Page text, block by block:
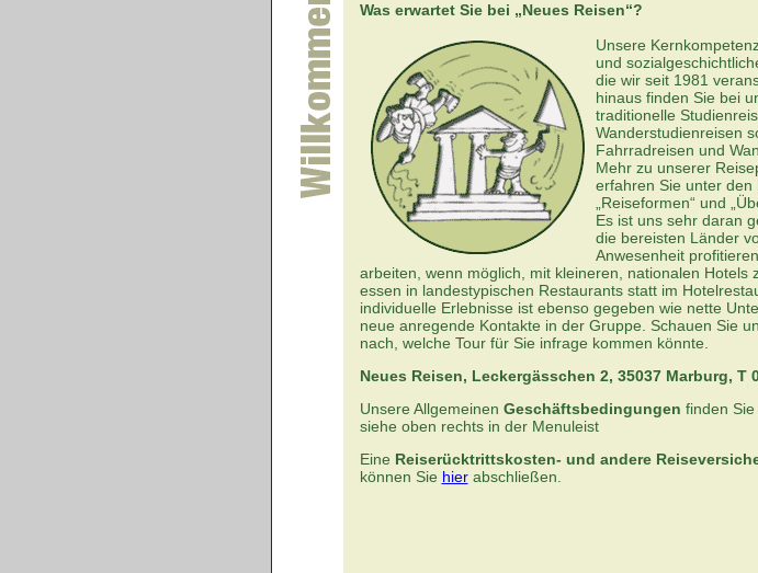
Was erwartet Sie bei „Neues Reisen“?
Unsere
und
die wir seit 1981
hinaus finden Sie bei
traditionelle
Wanderstudienreisen
Fahrradreisen und
Mehr zu unserer
erfahren Sie unter den
„Reiseformen“ und
Es ist uns sehr daran
die bereisten Länder
Anwesenheit
arbeiten, wenn möglich, mit kleineren, nationalen Hotels
essen in landestypischen Restaurants statt im
individuelle Erlebnisse ist ebenso gegeben wie nette
neue anregende Kontakte in der Gruppe. Schauen Sie
nach, welche Tour für Sie infrage kommen könnte.
Neues Reisen, Leckergässchen 2, 35037 Marburg, T
Unsere Allgemeinen Geschäftsbedingungen finden Sie
siehe oben rechts in der Menuleist
Eine Reiserücktrittskosten- und andere
können Sie hierabschließen.